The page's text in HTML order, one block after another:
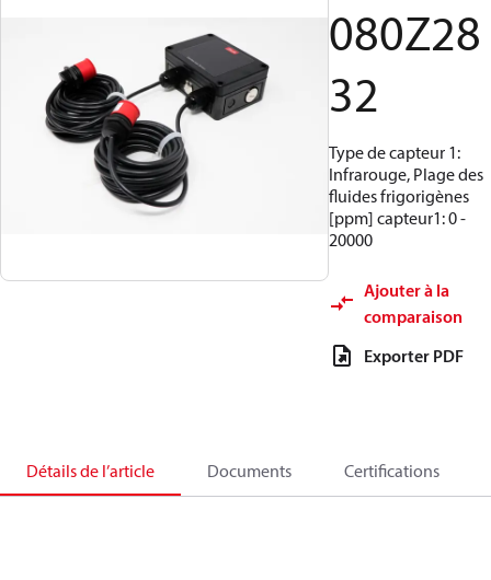
080Z28
32
Type de capteur 1:
Infrarouge, Plage des
fluides frigorigènes
[ppm] capteur1: 0 -
20000
Ajouter à la
comparaison
Exporter PDF
Détails de l’article Documents Certifications